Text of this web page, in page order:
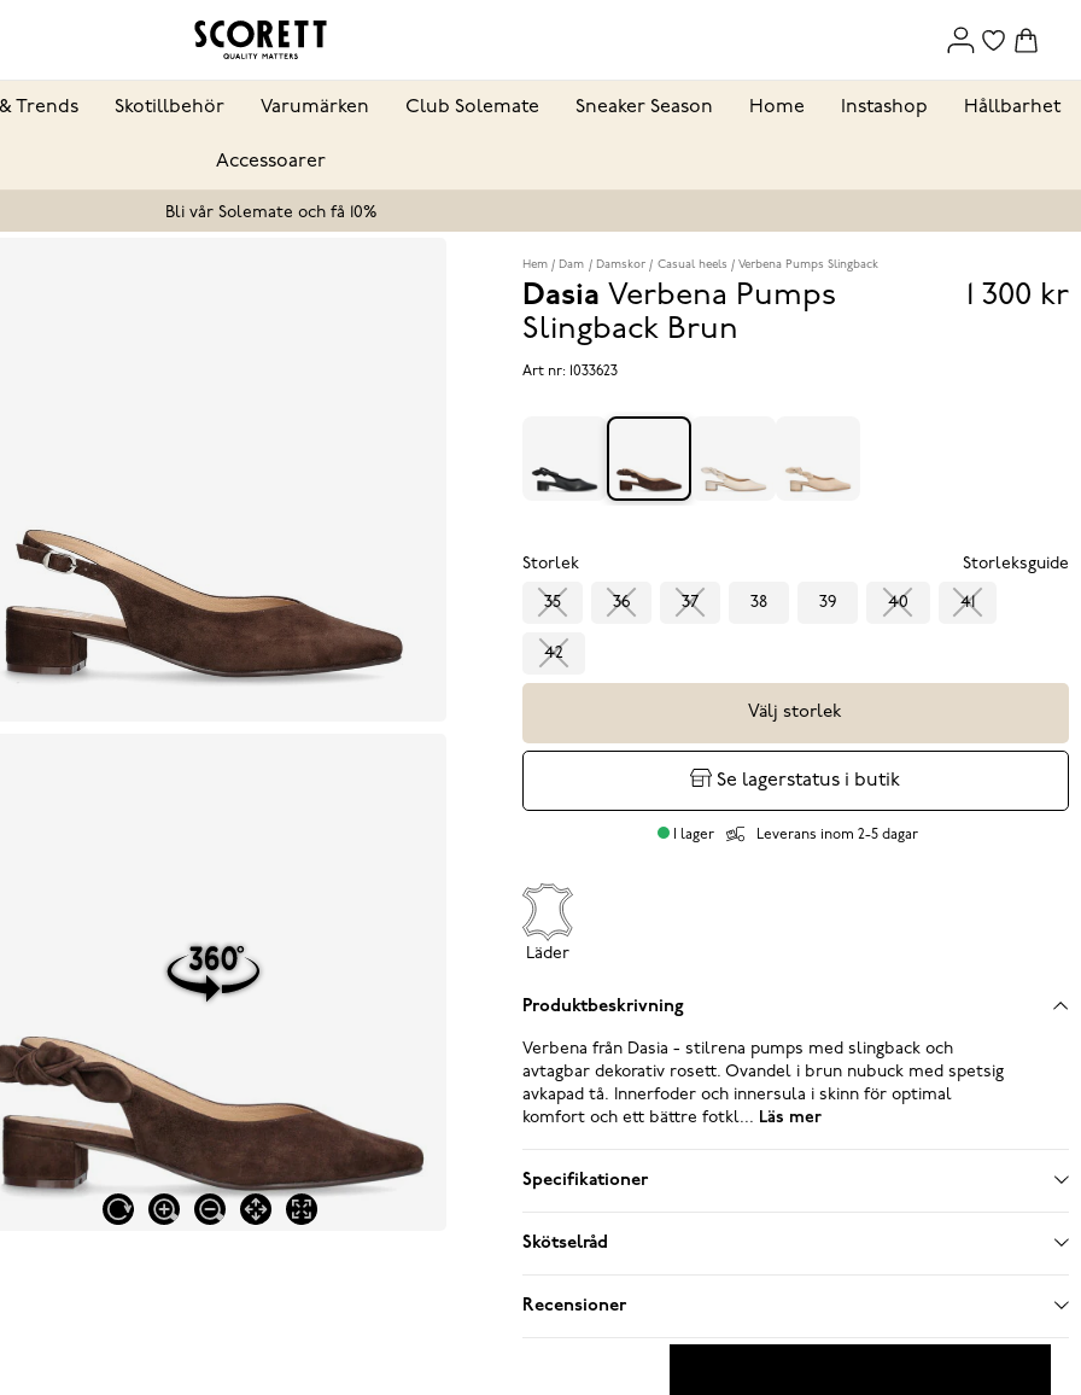
Trends Skotillbehör Varumärken Club Solemate Sneaker Season Home Instashop Hållbarhet
Accessoarer
Bli vår Solemate och få 10%
Hem Dam Damskor Casual heels Verbena Pumps Slingback
Dasia Verbena Pumps
Slingback Brun
Pris
1 300 kr
Art nr: 1033623
Storlek Storleksguide
35 36 37 38 39 40 41
42
Välj storlek
Se lagerstatus i butik
I lager Leverans inom 2-5 dagar
Läder
Produktbeskrivning
Verbena från Dasia - stilrena pumps med slingback och
avtagbar dekorativ rosett. Ovandel i brun nubuck med spetsig
avkapad tå. Innerfoder och innersula i skinn för optimal
komfort och ett bättre fotkl... Läs mer
Specifikationer
Skötselråd
Recensioner